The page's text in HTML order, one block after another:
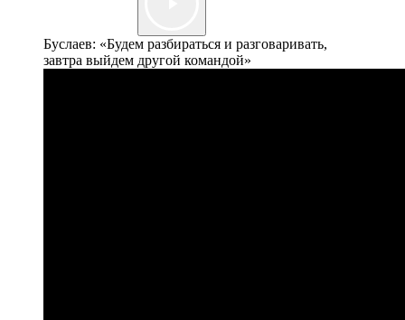
Буслаев: «Будем разбираться и разговаривать,
завтра выйдем другой командой»